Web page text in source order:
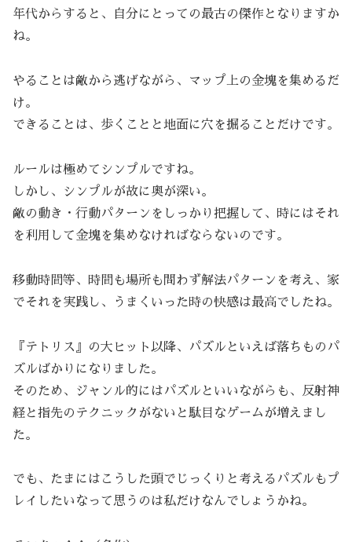
年代からすると、自分にとっての最古の傑作となりますか
ね。
やることは敵から逃げながら、マップ上の金塊を集めるだ
け。
できることは、歩くことと地面に穴を掘ることだけです。
ルールは極めてシンプルですね。
しかし、シンプルが故に奥が深い。
敵の動き・行動パターンをしっかり把握して、時にはそれ
を利用して金塊を集めなければならないのです。
移動時間等、時間も場所も問わず解法パターンを考え、家
でそれを実践し、うまくいった時の快感は最高でしたね。
『テトリス』の大ヒット以降、パズルといえば落ちものパ
ズルばかりになりました。
そのため、ジャンル的にはパズルといいながらも、反射神
経と指先のテクニックがないと駄目なゲームが増えまし
た。
でも、たまにはこうした頭でじっくりと考えるパズルもプ
レイしたいなって思うのは私だけなんでしょうかね。